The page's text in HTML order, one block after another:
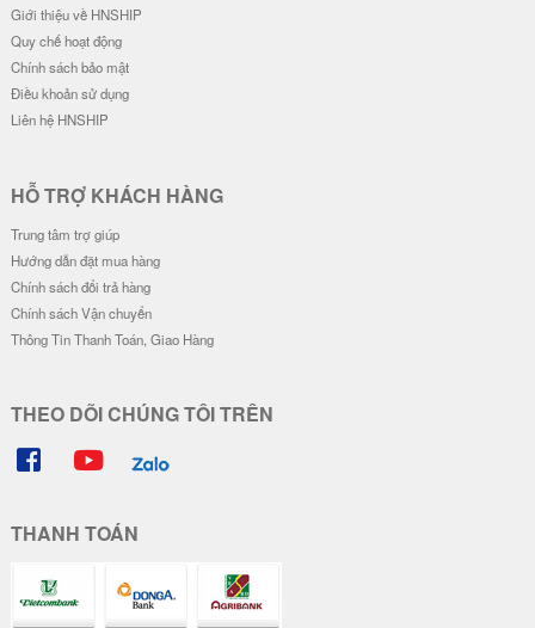
Ốp Vân Da Viền Camera Bạc - Mẫ
u Độc Lập Tự Do
Đơn giá
Số lượng
24.000 đ
22.000 đ
20-49
20.000 đ
50-100
u Piglet !!!
28.000 đ